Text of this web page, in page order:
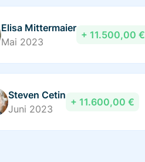
Elisa Mittermaier
Mai 2023
+ 11.500,00 €
Steven Cetin
Juni 2023
+ 11.600,00 €